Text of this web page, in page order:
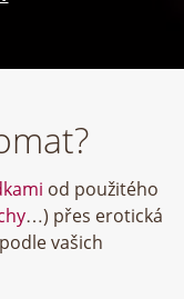
od použitého
…) přes erotická
podle vašich